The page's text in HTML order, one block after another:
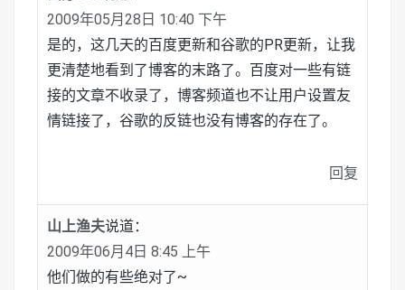
2009年05月28日 10:40 下午
是的，这几天的百度更新和谷歌的PR更新，让我
更清楚地看到了博客的末路了。百度对一些有链
接的文章不收录了，博客频道也不让用户设置友
情链接了，谷歌的反链也没有博客的存在了。
回复
山上渔夫说道：
2009年06月4日 8:45 上午
他们做的有些绝对了~